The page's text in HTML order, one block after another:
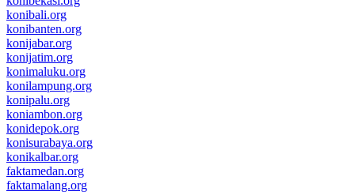
konibali.org
konibanten.org
konijabar.org
konijatim.org
konimaluku.org
konilampung.org
konipalu.org
koniambon.org
konidepok.org
konisurabaya.org
konikalbar.org
faktamedan.org
faktamalang.org